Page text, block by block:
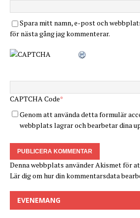
Spara mitt namn, e-post och
för nästa gång jag kommenterar.
CAPTCHA Code*
Genom att använda detta formulär
webbplats lagrar och bearbetar dina
Denna webbplats använder Akismet för
Lär dig om hur din kommentarsdata
EVENEMANG